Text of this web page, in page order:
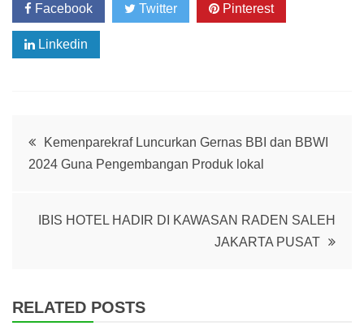
Facebook Twitter Pinterest
Linkedin
Post
navigation
Kemenparekraf Luncurkan Gernas BBI dan BBWI
2024 Guna Pengembangan Produk lokal
IBIS HOTEL HADIR DI KAWASAN RADEN SALEH
JAKARTA PUSAT
RELATED POSTS